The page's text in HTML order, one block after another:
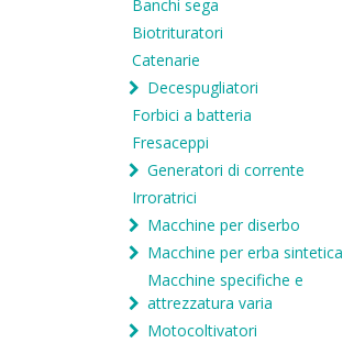
Banchi sega
Biotrituratori
Catenarie
Decespugliatori
Forbici a batteria
Fresaceppi
Generatori di corrente
Irroratrici
Macchine per diserbo
Macchine per erba sintetica
Macchine specifiche e
attrezzatura varia
Motocoltivatori